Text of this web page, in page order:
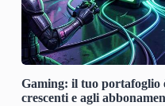
Gaming: il tuo portafoglio
crescenti e agli